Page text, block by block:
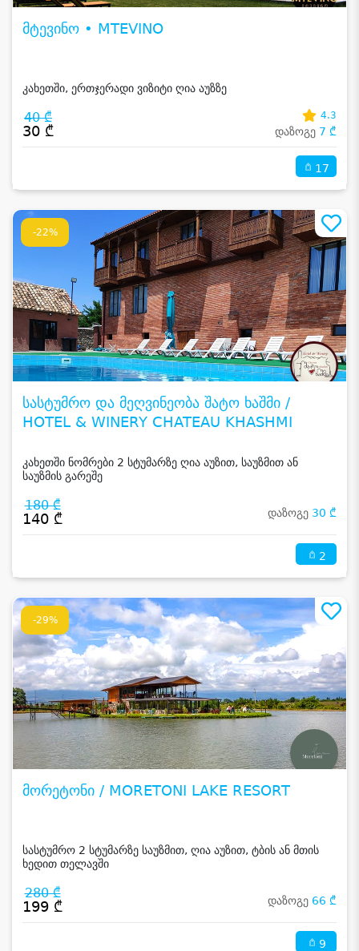
მტევინო • MTEVINO
კახეთში, ერთჯერადი ვიზიტი ღია აუზზე
40 ₾
30 ₾
4.3
დაზოგე 7 ₾
17
-22%
სასტუმრო და მეღვინეობა შატო ხაშმი /
HOTEL & WINERY CHATEAU KHASHMI
კახეთში ნომრები 2 სტუმარზე ღია აუზით, საუზმით ან
საუზმის გარეშე
180 ₾
140 ₾ დაზოგე 30 ₾
2
-29%
მორეტონი / MORETONI LAKE RESORT
სასტუმრო 2 სტუმარზე საუზმით, ღია აუზით, ტბის ან მთის
ხედით თელავში
280 ₾
199 ₾ დაზოგე 66 ₾
9